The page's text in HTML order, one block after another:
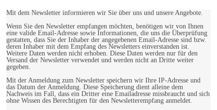
Mit dem Newsletter informieren wir Sie über uns und unsere Angebote.
Wenn Sie den Newsletter empfangen möchten, benötigen wir von Ihnen
eine valide Email-Adresse sowie Informationen, die uns die Überprüfung
gestatten, dass Sie der Inhaber der angegebenen Email-Adresse sind bzw.
deren Inhaber mit dem Empfang des Newsletters einverstanden ist.
Weitere Daten werden nicht erhoben. Diese Daten werden nur für den
Versand der Newsletter verwendet und werden nicht an Dritte weiter
gegeben.
Mit der Anmeldung zum Newsletter speichern wir Ihre IP-Adresse und
das Datum der Anmeldung. Diese Speicherung dient alleine dem
Nachweis im Fall, dass ein Dritter eine Emailadresse missbraucht und sich
ohne Wissen des Berechtigten für den Newsletterempfang anmeldet.